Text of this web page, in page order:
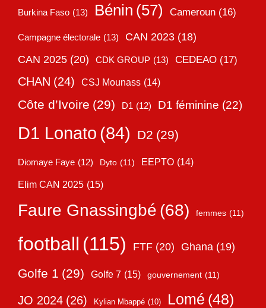
Burkina Faso (13) Bénin (57) Cameroun (16)
Campagne électorale (13) CAN 2023 (18)
CAN 2025 (20) CDK GROUP (13) CEDEAO (17)
CHAN (24) CSJ Mounass (14)
Côte d’Ivoire (29) D1 (12) D1 féminine (22)
D1 Lonato (84) D2 (29)
Diomaye Faye (12) Dyto (11) EEPTO (14)
Elim CAN 2025 (15)
Faure Gnassingbé (68) femmes (11)
football (115) FTF (20) Ghana (19)
Golfe 1 (29) Golfe 7 (15) gouvernement (11)
JO 2024 (26) Kylian Mbappé (10) Lomé (48)